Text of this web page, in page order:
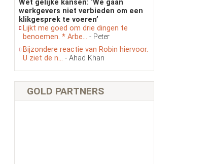
Wet gelijke kansen: ‘We gaan
werkgevers niet verbieden om een
klikgesprek te voeren’
Lijkt me goed om drie dingen te
benoemen. * Arbe... - Peter
Bijzondere reactie van Robin hiervoor.
U ziet de n... - Ahad Khan
GOLD PARTNERS